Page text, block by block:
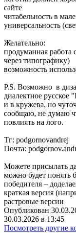
сайте
читабельность в
универсальность
Желательно:
продуманная
через типографику)
возможность
P.S. Возможно в
диалектное русское
и в кружева, но
сообщаю, не думаю
повлиять на лого.
Тг: podgornovandrej
Почта:
Можете присылать
можно будет понять
победителя –
краткая версия
растровые версии
Опубликован
30.03.2026 в 13:45
Посмотреть другие